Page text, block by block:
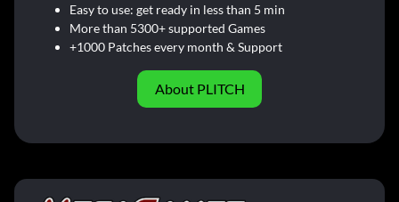
Easy to use: get ready in less than 5 min
More than 5300+ supported Games
+1000 Patches every month & Support
About PLITCH